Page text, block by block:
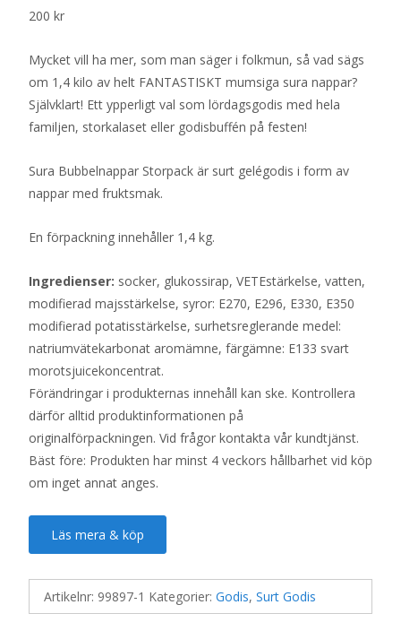
200 kr
Mycket vill ha mer, som man säger i folkmun, så vad sägs
om 1,4 kilo av helt FANTASTISKT mumsiga sura nappar?
Självklart! Ett ypperligt val som lördagsgodis med hela
familjen, storkalaset eller godisbuffén på festen!
Sura Bubbelnappar Storpack är surt gelégodis i form av
nappar med fruktsmak.
En förpackning innehåller 1,4 kg.
Ingredienser: socker, glukossirap, VETEstärkelse, vatten,
modifierad majsstärkelse, syror: E270, E296, E330, E350
modifierad potatisstärkelse, surhetsreglerande medel:
natriumvätekarbonat aromämne, färgämne: E133 svart
morotsjuicekoncentrat.
Förändringar i produkternas innehåll kan ske. Kontrollera
därför alltid produktinformationen på
originalförpackningen. Vid frågor kontakta vår kundtjänst.
Bäst före: Produkten har minst 4 veckors hållbarhet vid köp
om inget annat anges.
Läs mera & köp
Artikelnr: 99897-1 Kategorier: Godis, Surt Godis